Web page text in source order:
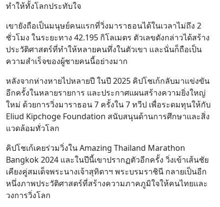
ทำให้ทั้งโลกประทับใจ
เขายังถือเป็นมนุษย์คนแรกที่วิ่งมาราธอนได้ในเวลาไม่ถึง 2
ชั่วโมง ในระยะทาง 42.195 กิโลเมตร ตัวเลขดังกล่าวได้สร้าง
ประวัติศาสตร์ที่ทำให้หลายคนทึ่งในตัวเขา และนั่นก็ถือเป็น
ความสำเร็จของผู้ชายคนนี้อย่างมาก
หลังจากห่างหายไปหลายปี ในปี 2025 คิปโชเก้กลับมาแข่งขัน
อีกครั้งในหลายรายการ และประกาศแผนสร้างความยิ่งใหญ่
ใหม่ ด้วยการวิ่งมาราธอน 7 ครั้งใน 7 ทวีป เพื่อระดมทุนให้กับ
Eliud Kipchoge Foundation สนับสนุนด้านการศึกษาและสิ่ง
แวดล้อมทั่วโลก
คิปโชเก้เคยร่วมวิ่งใน Amazing Thailand Marathon
Bangkok 2024 และในปีนี้เขาปรากฏตัวอีกครั้ง วิ่งเข้าเส้นชัย
เคียงคู่สมเด็จพระนางเจ้าสุทิดาฯ พระบรมราชินี กลายเป็นอีก
หนึ่งภาพประวัติศาสตร์ที่สร้างความภาคภูมิใจให้คนไทยและ
วงการวิ่งโลก